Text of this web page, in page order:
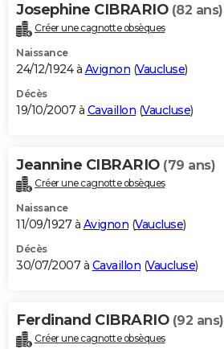
Josephine CIBRARIO (82 ans)
Créer une cagnotte obsèques
Naissance
24/12/1924 à Avignon (Vaucluse)
Décès
19/10/2007 à Cavaillon (Vaucluse)
Jeannine CIBRARIO (79 ans)
Créer une cagnotte obsèques
Naissance
11/09/1927 à Avignon (Vaucluse)
Décès
30/07/2007 à Cavaillon (Vaucluse)
Ferdinand CIBRARIO (92 ans)
Créer une cagnotte obsèques